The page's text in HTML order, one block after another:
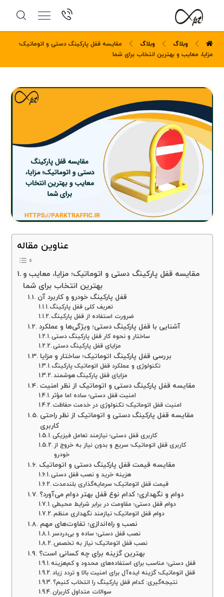
وبلاگ وبلاگ
مقایسه قفل پارکینگ دستی و اتوماتیک؛
مزایا، معایب و بهترین انتخاب برای شما
عناوین مقاله
مقایسه قفل پارکینگ دستی و اتوماتیک؛ مزایا، معایب و
بهترین انتخاب برای شما
قفل پارکینگ خودرو و کاربرد آن
تعریف کلی قفل پارکینگ
ضرورت استفاده از قفل پارکینگ
آشنایی با قفل پارکینگ دستی؛ ویژگی‌ها و عملکرد
ساختار و نحوه کار قفل پارکینگ دستی
مزایای قفل پارکینگ دستی
بررسی قفل پارکینگ اتوماتیک؛ ساختار و مزایا
تکنولوژی و عملکرد قفل اتوماتیک پارکینگ
مزایای قفل پارکینگ هوشمند
مقایسه قفل پارکینگ دستی و اتوماتیک از نظر امنیت
امنیت قفل دستی؛ ساده اما مؤثر
امنیت قفل اتوماتیک؛ تکنولوژی در خدمت حفاظت
مقایسه قفل پارکینگ دستی و اتوماتیک از نظر راحتی
کاربری
کاربری قفل دستی؛ نیازمند تعامل فیزیکی
کاربری قفل اتوماتیک؛ سریع و بدون نیاز به خروج از
خودرو
مقایسه قیمت قفل پارکینگ دستی و اتوماتیک
هزینه خرید و نصب قفل دستی
قیمت قفل اتوماتیک؛ سرمایه‌گذاری بلندمدت
دوام و نگهداری؛ کدام نوع قفل بهتر دوام می‌آورد؟
دوام قفل دستی؛ مقاومت در برابر شرایط محیطی
دوام قفل اتوماتیک؛ نیازمند نگهداری منظم
نصب و راه‌اندازی؛ تفاوت‌های مهم
نصب قفل دستی؛ ساده و بی‌دردسر
نصب قفل اتوماتیک؛ نیاز به تخصص
بهترین گزینه برای چه کسانی است؟
قفل دستی؛ مناسب برای استفاده‌های محدود و کم‌هزینه
قفل اتوماتیک؛ گزینه ایده‌آل برای امنیت بالا و تردد زیاد
نتیجه‌گیری: کدام قفل پارکینگ را انتخاب کنیم؟
سوالات متداول کاربران